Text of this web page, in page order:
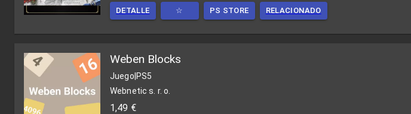
DETALLE ☆ PS STORE RELACIONADO
Weben Blocks
Juego PS5
Webnetic s. r. o.
1,49 €